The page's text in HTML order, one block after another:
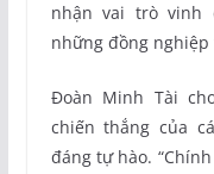
nhận vai trò vinh
những đồng
Đoàn Minh Tài
chiến thắng của
đáng tự hào.